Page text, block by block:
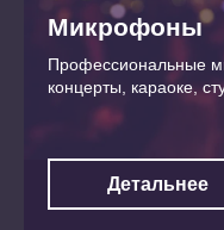
Микрофоны
Профессиональные
концерты, караоке,
Детальнее